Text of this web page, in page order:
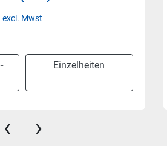
excl. Mwst
Einzelheiten
‹ ›